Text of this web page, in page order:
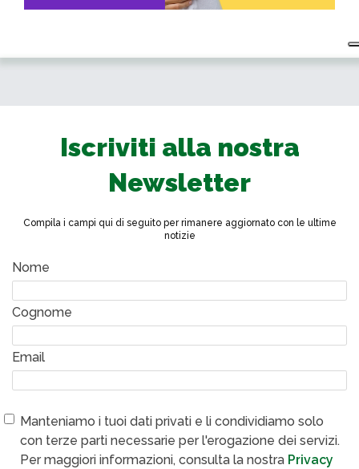
Iscriviti alla nostra
Newsletter
Compila i campi qui di seguito per rimanere aggiornato con le ultime
notizie
Nome
Cognome
Email
Manteniamo i tuoi dati privati e li condividiamo solo
con terze parti necessarie per l'erogazione dei servizi.
Per maggiori informazioni, consulta la nostra Privacy